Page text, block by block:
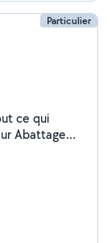
Particulier
ce qui
de haie.
soigneux .